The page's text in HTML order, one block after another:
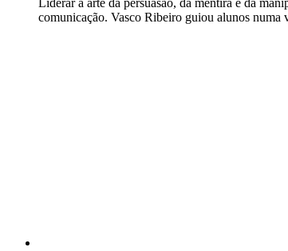
Liderar a arte da persuasão, da mentira e da
comunicação. Vasco Ribeiro guiou alunos numa